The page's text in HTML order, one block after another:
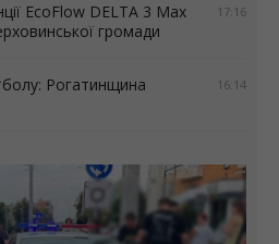
17:16
EcoFlow DELTA 3 Max
громади
16:14
Рогатинщина